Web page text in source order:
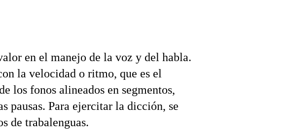
en el manejo de la voz y del habla.
la velocidad o ritmo, que es el
los fonos alineados en segmentos,
pausas. Para ejercitar la dicción, se
de trabalenguas.